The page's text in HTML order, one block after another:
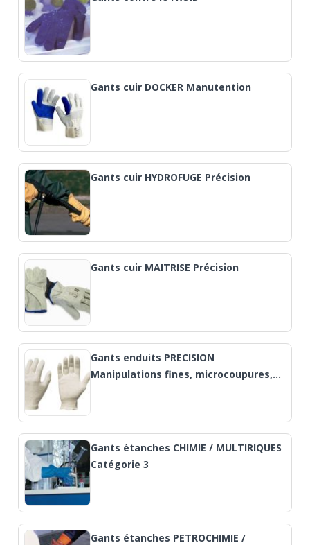
Gants cuir DOCKER Manutention
Gants cuir HYDROFUGE Précision
Gants cuir MAITRISE Précision
Gants enduits PRECISION
Manipulations fines, microcoupures,…
Gants étanches CHIMIE / MULTIRIQUES
Catégorie 3
Gants étanches PETROCHIMIE /